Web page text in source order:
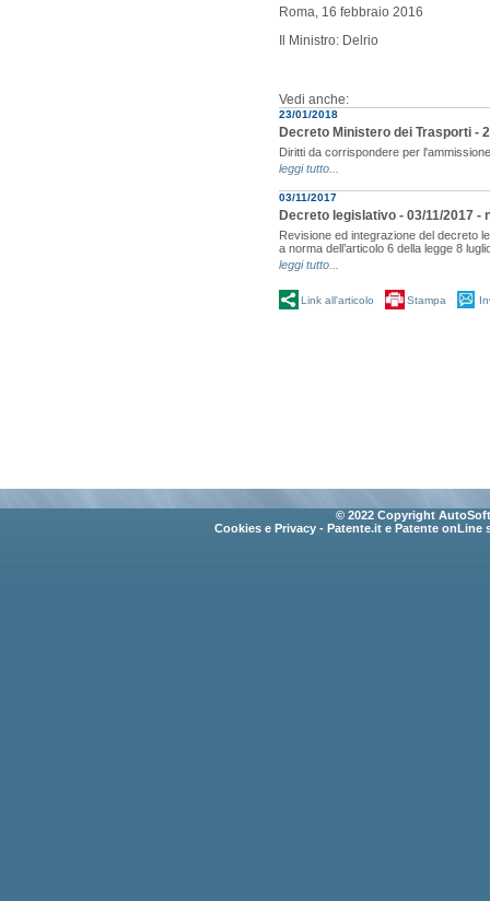
Roma, 16 febbraio 2016
Il Ministro: Delrio
Vedi anche:
23/01/2018
Decreto Ministero dei Trasporti -
Diritti da corrispondere per
leggi tutto...
03/11/2017
Decreto legislativo - 03/11/2017
Revisione ed integrazione del decreto
a norma dell’articolo 6 della legge 8
leggi tutto...
Link all'articolo Stampa
© 2022 Copyright
Cookies e Privacy - Patente.it e Patente onLine